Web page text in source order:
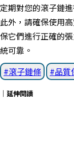
定期對您的滾子鏈
此外，請確保使用
保它們進行正確的
統可靠。
滾子鏈條
品質
｜延伸閱讀